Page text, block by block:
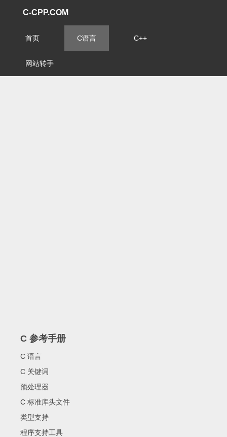
C-CPP.COM
首页 C语言 C++
网站转手
C 参考手册
C 语言
C 关键词
预处理器
C 标准库头文件
类型支持
程序支持工具